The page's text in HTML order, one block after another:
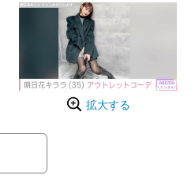
拡大する